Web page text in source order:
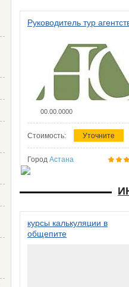
Руководитель тур
00.00.0000
Стоимость: Уточните
Город Астана
курсы калькуляции в
общепите